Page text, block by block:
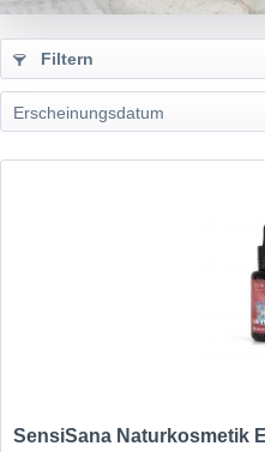
Filtern
SensiSana Naturkosmetik